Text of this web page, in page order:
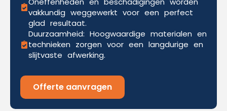
vakkundig weggewerkt voor een perfect
glad resultaat.
Duurzaamheid: Hoogwaardige materialen en
technieken zorgen voor een langdurige en
slijtvaste afwerking.
Offerte aanvragen